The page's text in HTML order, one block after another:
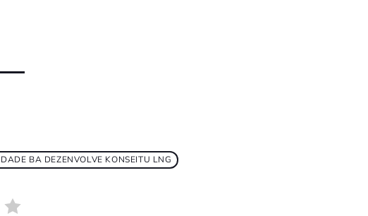
BA DEZENVOLVE KONSEITU LNG